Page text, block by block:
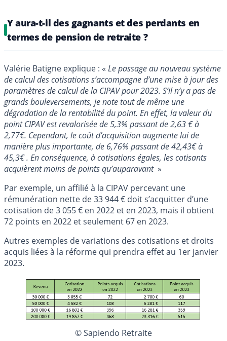
Y aura-t-il des gagnants et des perdants en
termes de pension de retraite ?
Valérie Batigne explique : « Le passage au nouveau système
de calcul des cotisations s’accompagne d’une mise à jour des
paramètres de calcul de la CIPAV pour 2023. S’il n’y a pas de
grands bouleversements, je note tout de même une
dégradation de la rentabilité du point. En effet, la valeur du
point CIPAV est revalorisée de 5,3% passant de 2,63 € à
2,77€. Cependant, le coût d’acquisition augmente lui de
manière plus importante, de 6,76% passant de 42,43€ à
45,3€ . En conséquence, à cotisations égales, les cotisants
acquièrent moins de points qu’auparavant »
Par exemple, un affilié à la CIPAV percevant une
rémunération nette de 33 944 € doit s’acquitter d’une
cotisation de 3 055 € en 2022 et en 2023, mais il obtient
72 points en 2022 et seulement 67 en 2023.
Autres exemples de variations des cotisations et droits
acquis liées à la réforme qui prendra effet au 1er janvier
2023.
© Sapiendo Retraite